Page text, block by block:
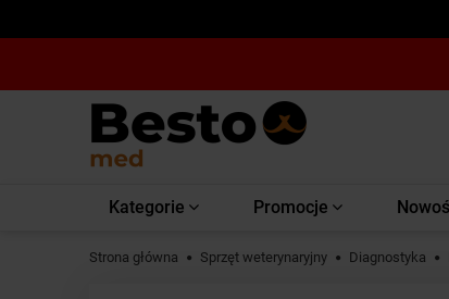
Kategorie Promocje
Strona główna Sprzęt weterynaryjny Diagnostyka